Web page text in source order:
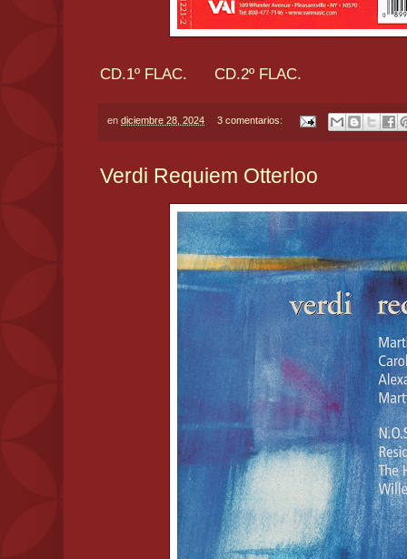
CD.1º FLAC. CD.2º FLAC.
en diciembre 28, 2024 3 comentarios:
Verdi Requiem Otterloo